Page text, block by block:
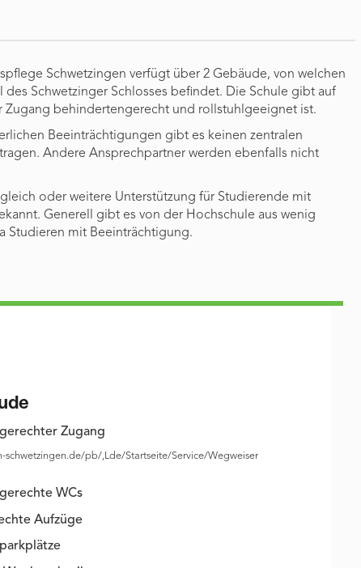
Schwetzingen verfügt über 2 Gebäude, von welchen
des Schwetzinger Schlosses befindet. Die Schule gibt auf
Zugang behindertengerecht und rollstuhlgeeignet ist.
Beeinträchtigungen gibt es keinen zentralen
Andere Ansprechpartner werden ebenfalls nicht
oder weitere Unterstützung für Studierende mit
Generell gibt es von der Hochschule aus wenig
Studieren mit Beeinträchtigung.
Zugang
schwetzingen.de/pb/,Lde/Startseite/Service/Wegweiser
WCs
Aufzüge